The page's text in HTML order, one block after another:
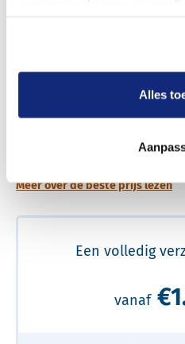
Alles
Meer over de beste prijs lezen
Een volledig
vanaf